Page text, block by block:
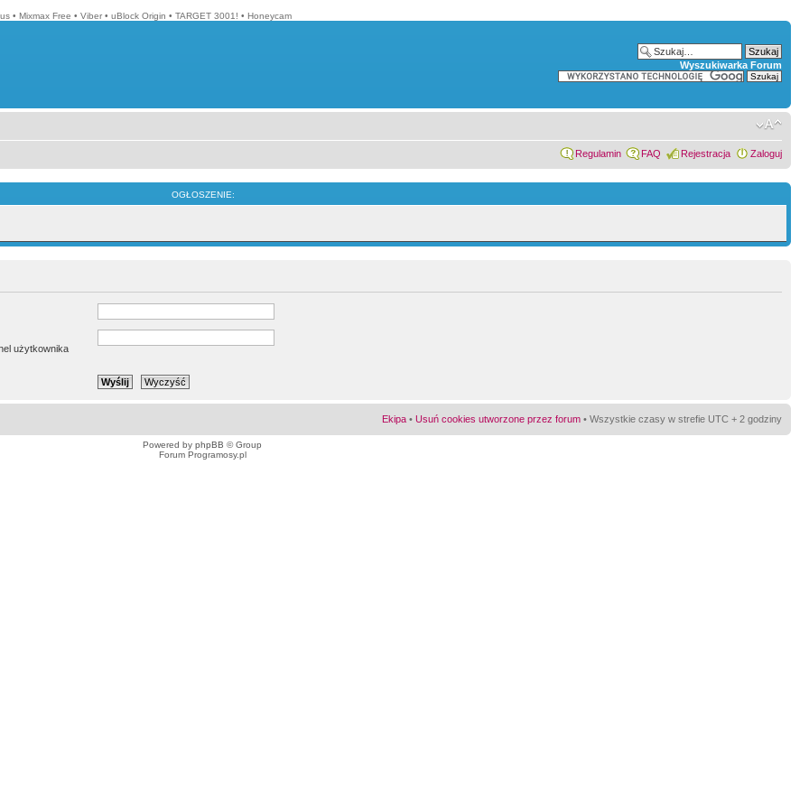
• Mixmax Free • Viber • uBlock Origin • TARGET 3001! • Honeycam
Wyszukiwarka Forum
Regulamin FAQ Rejestracja Zaloguj
OGŁOSZENIE:
użytkownika
Ekipa • Usuń cookies utworzone przez forum • Wszystkie czasy w strefie UTC + 2 godziny
Powered by phpBB © Group
Forum Programosy.pl